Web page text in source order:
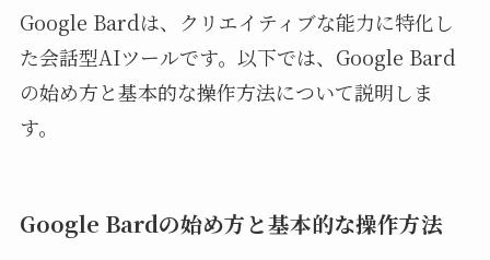
Google Bardは、クリエイティブな能力に特化し
た会話型AIツールです。以下では、Google Bard
の始め方と基本的な操作方法について説明しま
す。
Google Bardの始め方と基本的な操作方法